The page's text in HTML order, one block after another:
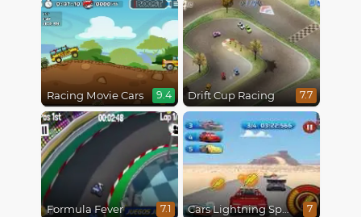
Racing Movie Cars 9.4 Drift Cup Racing 7.7
Formula Fever 7.1 Cars Lightning Speed 7